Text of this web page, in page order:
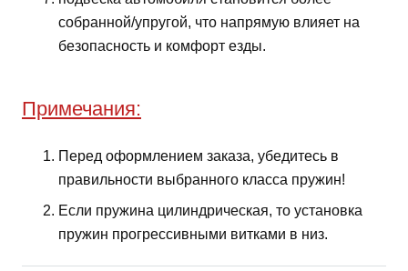
собранной/упругой, что напрямую влияет на
безопасность и комфорт езды.
Примечания:
Перед оформлением заказа, убедитесь в
правильности выбранного класса пружин!
Если пружина цилиндрическая, то установка
пружин прогрессивными витками в низ.